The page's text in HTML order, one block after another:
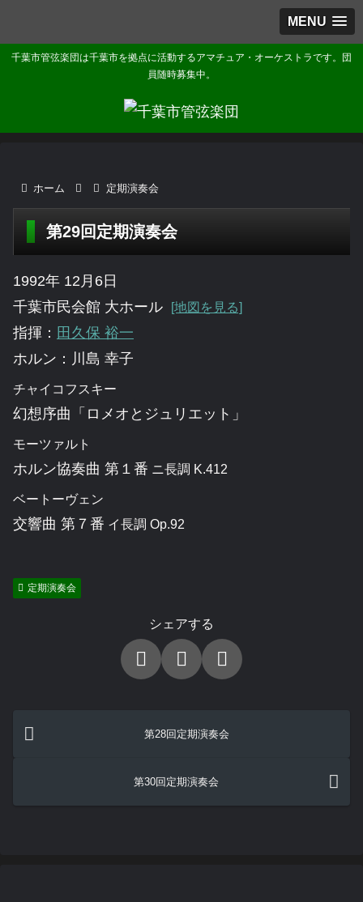
MENU
千葉市管弦楽団は千葉市を拠点に活動するアマチュア・オーケストラです。団
員随時募集中。
ホーム 定期演奏会
第29回定期演奏会
1992年 12月6日
千葉市民会館 大ホール
[地図を見る]
指揮： 田久保 裕一
ホルン：川島 幸子
チャイコフスキー
幻想序曲「ロメオとジュリエット」
モーツァルト
ホルン協奏曲 第１番 ニ長調 K.412
ベートーヴェン
交響曲 第７番 イ長調 Op.92
定期演奏会
シェアする
第28回定期演奏会
第30回定期演奏会